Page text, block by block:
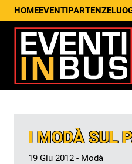
HOMEEVENTIPARTENZE
I MODÀ SUL
19 Giu 2012 - Modà